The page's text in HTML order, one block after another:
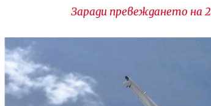
Заради превеждането на